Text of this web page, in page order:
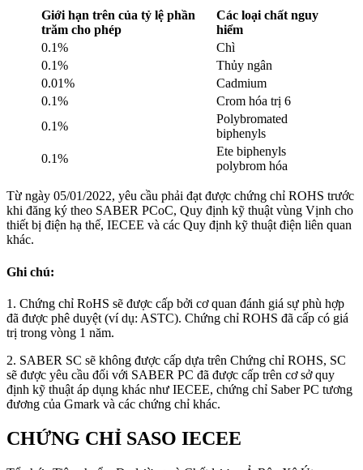
Giới hạn trên của tỷ lệ phần
trăm cho phép
Các loại chất nguy
hiểm
0.1%
Chì
0.1%
Thủy ngân
0.01%
Cadmium
0.1%
Crom hóa trị 6
0.1%
Polybromated
biphenyls
0.1%
Ete biphenyls
polybrom hóa
Từ ngày 05/01/2022, yêu cầu phải đạt được chứng chỉ ROHS trước
khi đăng ký theo SABER PCoC, Quy định kỹ thuật vùng Vịnh cho
thiết bị điện hạ thế, IECEE và các Quy định kỹ thuật điện liên quan
khác.
Ghi chú:
1. Chứng chỉ RoHS sẽ được cấp bởi cơ quan đánh giá sự phù hợp
đã được phê duyệt (ví dụ: ASTC). Chứng chỉ ROHS đã cấp có giá
trị trong vòng 1 năm.
2. SABER SC sẽ không được cấp dựa trên Chứng chỉ ROHS, SC
sẽ được yêu cầu đối với SABER PC đã được cấp trên cơ sở quy
định kỹ thuật áp dụng khác như IECEE, chứng chỉ Saber PC tương
đương của Gmark và các chứng chỉ khác.
CHỨNG CHỈ SASO IECEE